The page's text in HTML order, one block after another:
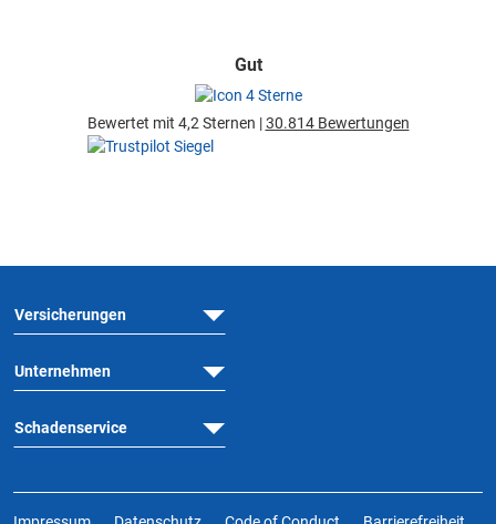
Gut
Bewertet mit 4,2 Sternen |30.814 Bewertungen
Versicherungen
Unternehmen
Schadenservice